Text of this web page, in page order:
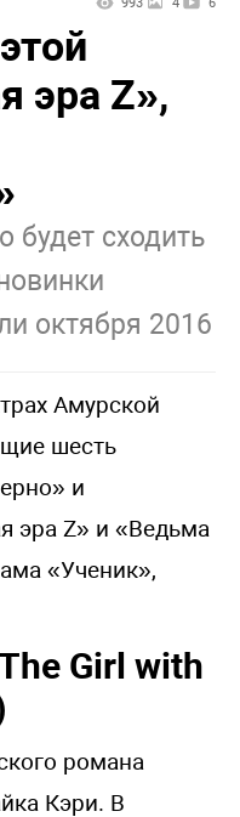
эра Z»,
будет сходить
октября 2016
Амурской
шесть
и
эра Z» и «Ведьма
«Ученик»,
Girl with
романа
Кэри. В